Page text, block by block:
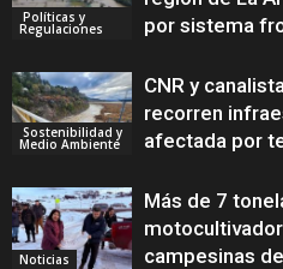
Políticas y
Regulaciones
por sistema
Sostenibilidad y
Medio Ambiente
CNR y
recorren
afectada por
Noticias
Más de 7
campesinas